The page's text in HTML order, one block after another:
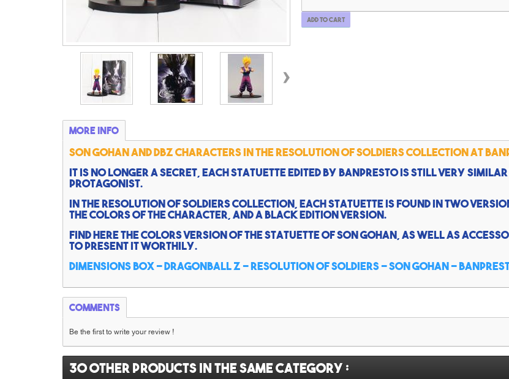
›
Add to cart
More info
Son Gohan and DBZ characters in the Resolution of Soldiers collection at
It is no longer a secret, each statuette edited by Banpresto is still very
protagonist.
In the Resolution of Soldiers collection, each statuette is found in two
the colors of the character, and a black edition version.
Find here the colors version of the statuette of Son Gohan, as well as
to present it worthily.
Dimensions box - DragonBall Z - Resolution of Soldiers - Son Gohan -
Comments
Be the first to write your review !
30 other products in the same category :